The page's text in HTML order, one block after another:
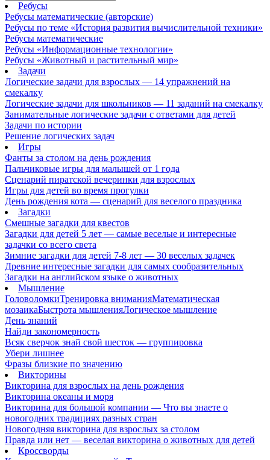
Ребусы
Ребусы математические (авторские)
Ребусы по теме «История развития вычислительной техники»
Ребусы математические
Ребусы «Информационные технологии»
Ребусы «Животный и растительный мир»
Задачи
Логические задачи для взрослых — 14 упражнений на
смекалку
Логические задачи для школьников — 11 заданий на смекалку
Занимательные логические задачи с ответами для детей
Задачи по истории
Решение логических задач
Игры
Фанты за столом на день рождения
Пальчиковые игры для малышей от 1 года
Сценарий пиратской вечеринки для взрослых
Игры для детей во время прогулки
День рождения кота — сценарий для веселого праздника
Загадки
Смешные загадки для квестов
Загадки для детей 5 лет — самые веселые и интересные
задачки со всего света
Зимние загадки для детей 7-8 лет — 30 веселых задачек
Древние интересные загадки для самых сообразительных
Загадки на английском языке о животных
Мышление
ГоловоломкиТренировка вниманияМатематическая
мозаикаБыстрота мышленияЛогическое мышление
День знаний
Найди закономерность
Всяк сверчок знай свой шесток — группировка
Убери лишнее
Фразы близкие по значению
Викторины
Викторина для взрослых на день рождения
Викторина океаны и моря
Викторина для большой компании — Что вы знаете о
новогодних традициях разных стран
Новогодняя викторина для взрослых за столом
Правда или нет — веселая викторина о животных для детей
Кроссворды